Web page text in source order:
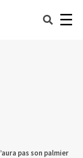
pas son palmier